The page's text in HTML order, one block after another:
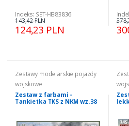
Indeks: SET-HB83836
124,23 PLN
143,42 PLN
Zestawy modelarskie pojazdy
wojskowe
Zestaw z farbami -
Tankietka TKS z NKM wz.38